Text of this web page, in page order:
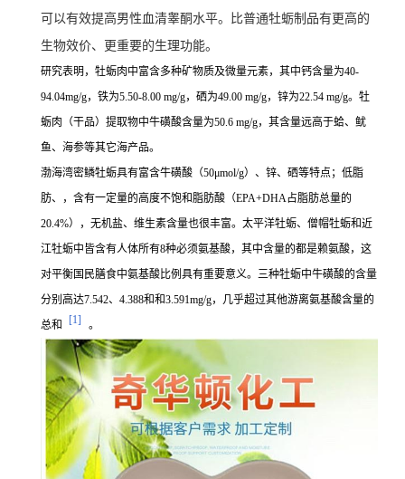
可以有效提高男性血清睾酮水平。比普通牡蛎制品有更高的
生物效价、更重要的生理功能。
研究表明，牡蛎肉中富含多种矿物质及微量元素，其中钙含量为40-
94.04mg/g，铁为5.50-8.00 mg/g，硒为49.00 mg/g，锌为22.54 mg/g。牡
蛎肉（干品）提取物中牛磺酸含量为50.6 mg/g，其含量远高于蛤、鱿
鱼、海参等其它海产品。
渤海湾密鳞牡蛎具有富含牛磺酸（50μmol/g）、锌、硒等特点；低脂
肪、，含有一定量的高度不饱和脂肪酸（EPA+DHA占脂肪总量的
20.4%），无机盐、维生素含量也很丰富。太平洋牡蛎、僧帽牡蛎和近
江牡蛎中皆含有人体所有8种必须氨基酸，其中含量的都是赖氨酸，这
对平衡国民膳食中氨基酸比例具有重要意义。三种牡蛎中牛磺酸的含量
分别高达7.542、4.388和和3.591mg/g，几乎超过其他游离氨基酸含量的
总和
[1] 。